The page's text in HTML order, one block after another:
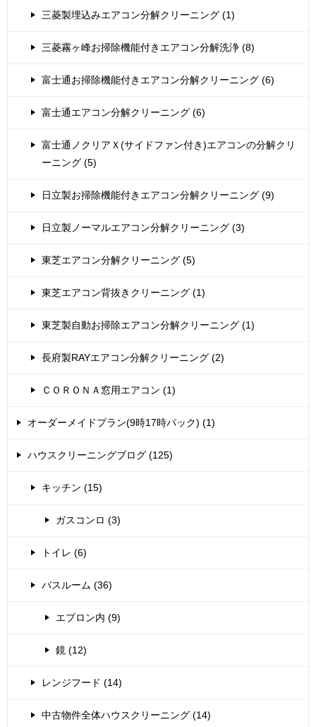
三菱製埋込みエアコン分解クリーニング (1)
三菱霧ヶ峰お掃除機能付きエアコン分解洗浄 (8)
富士通お掃除機能付きエアコン分解クリーニング (6)
富士通エアコン分解クリーニング (6)
富士通ノクリアＸ(サイドファン付き)エアコンの分解クリ
ーニング (5)
日立製お掃除機能付きエアコン分解クリーニング (9)
日立製ノーマルエアコン分解クリーニング (3)
東芝エアコン分解クリーニング (5)
東芝エアコン背抜きクリーニング (1)
東芝製自動お掃除エアコン分解クリーニング (1)
長府製RAYエアコン分解クリーニング (2)
ＣＯＲＯＮＡ窓用エアコン (1)
オーダーメイドプラン(9時17時パック) (1)
ハウスクリーニングブログ (125)
キッチン (15)
ガスコンロ (3)
トイレ (6)
バスルーム (36)
エプロン内 (9)
鏡 (12)
レンジフード (14)
中古物件全体ハウスクリーニング (14)